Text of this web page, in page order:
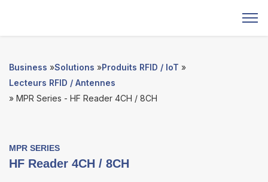
Business »Solutions »Produits RFID / IoT »
Lecteurs RFID / Antennes
» MPR Series - HF Reader 4CH / 8CH
MPR SERIES
HF Reader 4CH / 8CH